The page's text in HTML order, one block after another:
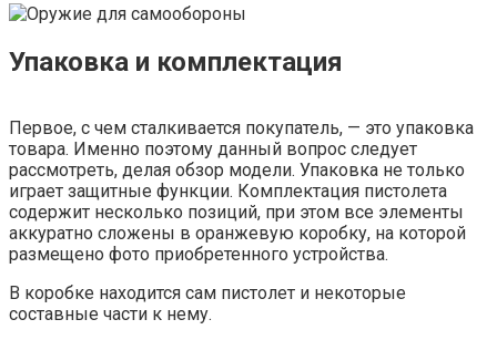
Упаковка и комплектация
Первое, с чем сталкивается покупатель, — это упаковка
товара. Именно поэтому данный вопрос следует
рассмотреть, делая обзор модели. Упаковка не только
играет защитные функции. Комплектация пистолета
содержит несколько позиций, при этом все элементы
аккуратно сложены в оранжевую коробку, на которой
размещено фото приобретенного устройства.
В коробке находится сам пистолет и некоторые
составные части к нему.